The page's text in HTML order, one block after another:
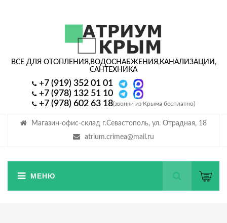
Магазин-офис-склад г.Севастополь, ул. Отрадная, 18
atrium.crimea@mail.ru
ВСЕ ДЛЯ ОТОПЛЕНИЯ,ВОДОСНАБЖЕНИЯ,КАНАЛИЗАЦИИ,
САНТЕХНИКА
+7 (919) 352 01 01
+7 (978) 132 51 10
+7 (978) 602 63 18(звонки из Крыма бесплатно)